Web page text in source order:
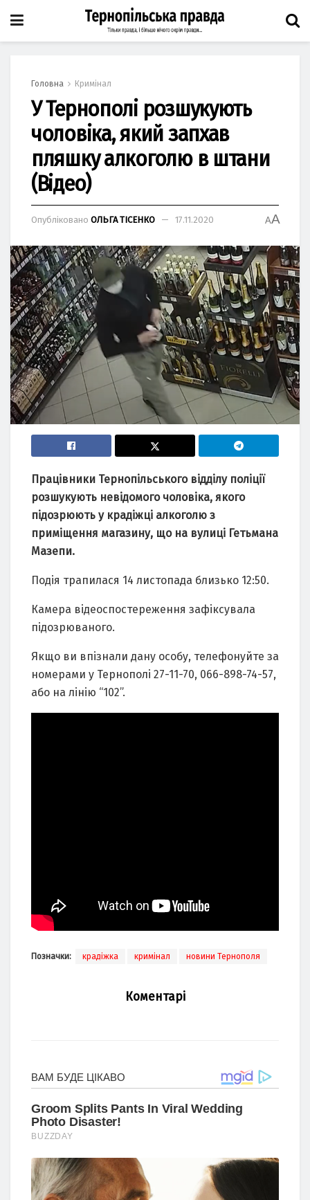
Головна Кримінал
У Тернополі розшукують
чоловіка, який запхав
пляшку алкоголю в штани
(Відео)
Опубліковано ОЛЬГА ТІСЕНКО 17.11.2020 AA
Працівники Тернопільського відділу поліції
розшукують невідомого чоловіка, якого
підозрюють у крадіжці алкоголю з
приміщення магазину, що на вулиці Гетьмана
Мазепи.
Подія трапилася 14 листопада близько 12:50.
Камера відеоспостереження зафіксувала
підозрюваного.
Якщо ви впізнали дану особу, телефонуйте за
номерами у Тернополі 27-11-70, 066-898-74-57,
або на лінію “102”.
Позначки: крадіжка кримінал новини Тернополя
Коментарі